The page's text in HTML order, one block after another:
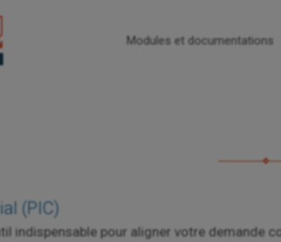
Modules et documentations
(PIC)
indispensable pour aligner votre demande